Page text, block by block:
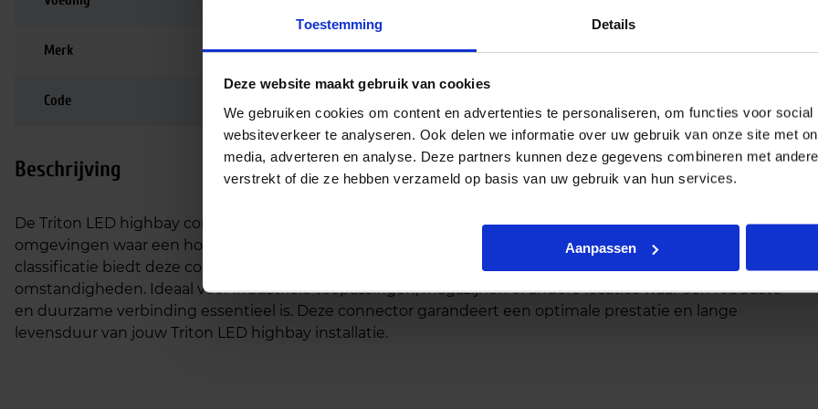
Toestemming Details
Deze website maakt gebruik van cookies
We gebruiken cookies om content en advertenties te personaliseren, om functies voor social
websiteverkeer te analyseren. Ook delen we informatie over uw gebruik van onze site met
media, adverteren en analyse. Deze partners kunnen deze gegevens combineren met
verstrekt of die ze hebben verzameld op basis van uw gebruik van hun services.
Aanpassen
Merk LUG Light Factory
Code
Beschrijving
De Triton LED highbay connector is speciaal ontworpen voor gebruik met Triton LED highbay armaturen in
omgevingen waar een hoge mate van bescherming tegen stof en water vereist is. Met een IP66/IP67
classificatie biedt deze connector een betrouwbare en veilige verbinding, zelfs onder zware
omstandigheden. Ideaal voor industriële toepassingen, magazijnen of andere locaties waar een robuuste
en duurzame verbinding essentieel is. Deze connector garandeert een optimale prestatie en lange
levensduur van jouw Triton LED highbay installatie.